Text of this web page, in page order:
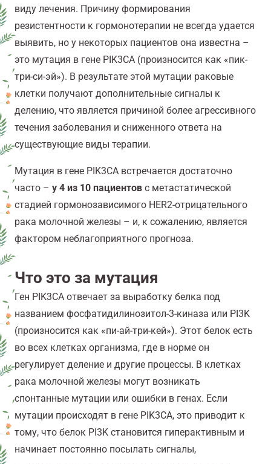
виду лечения. Причину формирования
резистентности к гормонотерапии не всегда удается
выявить, но у некоторых пациентов она известна –
это мутация в гене PIK3CA (произносится как «пик-
три-си-эй»). В результате этой мутации раковые
клетки получают дополнительные сигналы к
делению, что является причиной более агрессивного
течения заболевания и сниженного ответа на
существующие виды терапии.
Мутация в гене PIK3CA встречается достаточно
часто – у 4 из 10 пациентов с метастатической
стадией гормонозависимого HER2-отрицательного
рака молочной железы – и, к сожалению, является
фактором неблагоприятного прогноза.
Что это за мутация
Ген PIK3CA отвечает за выработку белка под
названием фосфатидилинозитол-3-киназа или PI3K
(произносится как «пи-ай-три-кей»). Этот белок есть
во всех клетках организма, где в норме он
регулирует деление и другие процессы. В клетках
рака молочной железы могут возникать
спонтанные мутации или ошибки в генах. Если
мутации происходят в гене PIK3CA, это приводит к
тому, что белок PI3K становится гиперактивным и
начинает постоянно посылать сигналы,